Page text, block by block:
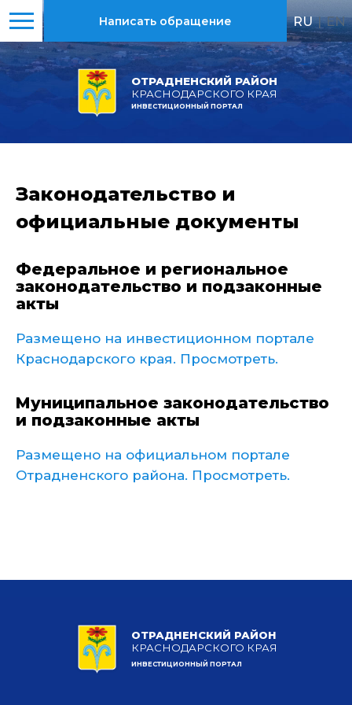
ОТРАДНЕНСКИЙ РАЙОН
КРАСНОДАРСКОГО КРАЯ
ИНВЕСТИЦИОННЫЙ ПОРТАЛ
Написать обращение RU | EN
Законодательство и
официальные документы
Федеральное и региональное
законодательство и подзаконные
акты
Размещено на инвестиционном портале
Краснодарского края. Просмотреть.
Муниципальное законодательство
и подзаконные акты
Размещено на официальном портале
Отрадненского района. Просмотреть.
ОТРАДНЕНСКИЙ РАЙОН
КРАСНОДАРСКОГО КРАЯ
ИНВЕСТИЦИОННЫЙ ПОРТАЛ